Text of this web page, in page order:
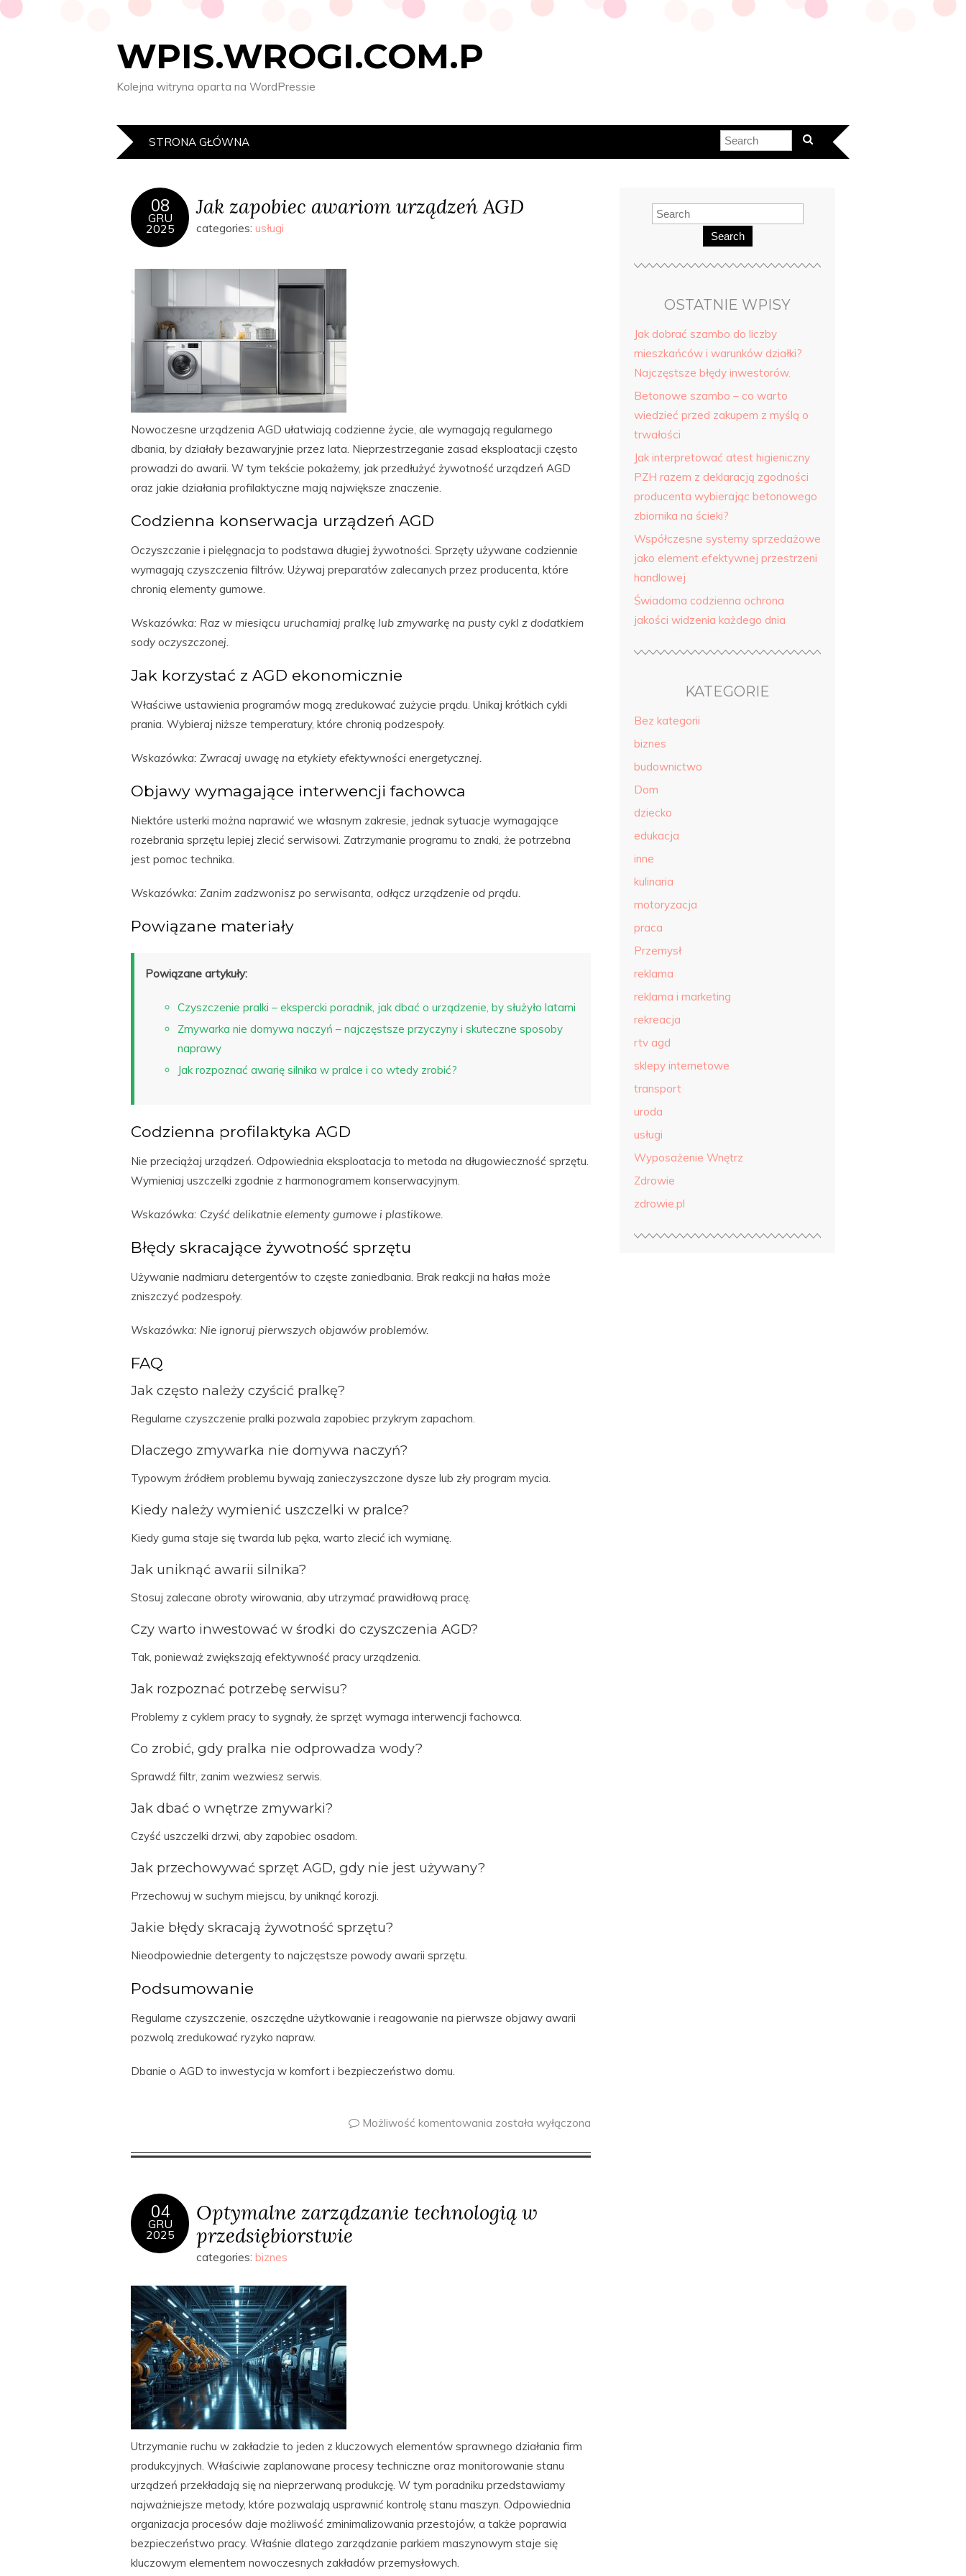
WPIS.WROGI.COM.P
Kolejna witryna oparta na WordPressie
STRONA GŁÓWNA
08
GRU
2025
Jak zapobiec awariom urządzeń AGD
categories: usługi
Nowoczesne urządzenia AGD ułatwiają codzienne życie, ale wymagają regularnego
dbania, by działały bezawaryjnie przez lata. Nieprzestrzeganie zasad eksploatacji często
prowadzi do awarii. W tym tekście pokażemy, jak przedłużyć żywotność urządzeń AGD
oraz jakie działania profilaktyczne mają największe znaczenie.
Codzienna konserwacja urządzeń AGD
Oczyszczanie i pielęgnacja to podstawa długiej żywotności. Sprzęty używane codziennie
wymagają czyszczenia filtrów. Używaj preparatów zalecanych przez producenta, które
chronią elementy gumowe.
Wskazówka: Raz w miesiącu uruchamiaj pralkę lub zmywarkę na pusty cykl z dodatkiem
sody oczyszczonej.
Jak korzystać z AGD ekonomicznie
Właściwe ustawienia programów mogą zredukować zużycie prądu. Unikaj krótkich cykli
prania. Wybieraj niższe temperatury, które chronią podzespoły.
Wskazówka: Zwracaj uwagę na etykiety efektywności energetycznej.
Objawy wymagające interwencji fachowca
Niektóre usterki można naprawić we własnym zakresie, jednak sytuacje wymagające
rozebrania sprzętu lepiej zlecić serwisowi. Zatrzymanie programu to znaki, że potrzebna
jest pomoc technika.
Wskazówka: Zanim zadzwonisz po serwisanta, odłącz urządzenie od prądu.
Powiązane materiały
Powiązane artykuły:
Czyszczenie pralki – ekspercki poradnik, jak dbać o urządzenie, by służyło latami
Zmywarka nie domywa naczyń – najczęstsze przyczyny i skuteczne sposoby
naprawy
Jak rozpoznać awarię silnika w pralce i co wtedy zrobić?
Codzienna profilaktyka AGD
Nie przeciążaj urządzeń. Odpowiednia eksploatacja to metoda na długowieczność sprzętu.
Wymieniaj uszczelki zgodnie z harmonogramem konserwacyjnym.
Wskazówka: Czyść delikatnie elementy gumowe i plastikowe.
Błędy skracające żywotność sprzętu
Używanie nadmiaru detergentów to częste zaniedbania. Brak reakcji na hałas może
zniszczyć podzespoły.
Wskazówka: Nie ignoruj pierwszych objawów problemów.
FAQ
Jak często należy czyścić pralkę?
Regularne czyszczenie pralki pozwala zapobiec przykrym zapachom.
Dlaczego zmywarka nie domywa naczyń?
Typowym źródłem problemu bywają zanieczyszczone dysze lub zły program mycia.
Kiedy należy wymienić uszczelki w pralce?
Kiedy guma staje się twarda lub pęka, warto zlecić ich wymianę.
Jak uniknąć awarii silnika?
Stosuj zalecane obroty wirowania, aby utrzymać prawidłową pracę.
Czy warto inwestować w środki do czyszczenia AGD?
Tak, ponieważ zwiększają efektywność pracy urządzenia.
Jak rozpoznać potrzebę serwisu?
Problemy z cyklem pracy to sygnały, że sprzęt wymaga interwencji fachowca.
Co zrobić, gdy pralka nie odprowadza wody?
Sprawdź filtr, zanim wezwiesz serwis.
Jak dbać o wnętrze zmywarki?
Czyść uszczelki drzwi, aby zapobiec osadom.
Jak przechowywać sprzęt AGD, gdy nie jest używany?
Przechowuj w suchym miejscu, by uniknąć korozji.
Jakie błędy skracają żywotność sprzętu?
Nieodpowiednie detergenty to najczęstsze powody awarii sprzętu.
Podsumowanie
Regularne czyszczenie, oszczędne użytkowanie i reagowanie na pierwsze objawy awarii
pozwolą zredukować ryzyko napraw.
Dbanie o AGD to inwestycja w komfort i bezpieczeństwo domu.
Możliwość komentowania została wyłączona
04
GRU
2025
Optymalne zarządzanie technologią w
przedsiębiorstwie
categories: biznes
Utrzymanie ruchu w zakładzie to jeden z kluczowych elementów sprawnego działania firm
produkcyjnych. Właściwie zaplanowane procesy techniczne oraz monitorowanie stanu
urządzeń przekładają się na nieprzerwaną produkcję. W tym poradniku przedstawiamy
najważniejsze metody, które pozwalają usprawnić kontrolę stanu maszyn. Odpowiednia
organizacja procesów daje możliwość zminimalizowania przestojów, a także poprawia
bezpieczeństwo pracy. Właśnie dlatego zarządzanie parkiem maszynowym staje się
kluczowym elementem nowoczesnych zakładów przemysłowych.
Search
OSTATNIE WPISY
Jak dobrać szambo do liczby
mieszkańców i warunków działki?
Najczęstsze błędy inwestorów.
Betonowe szambo – co warto
wiedzieć przed zakupem z myślą o
trwałości
Jak interpretować atest higieniczny
PZH razem z deklaracją zgodności
producenta wybierając betonowego
zbiornika na ścieki?
Współczesne systemy sprzedażowe
jako element efektywnej przestrzeni
handlowej
Świadoma codzienna ochrona
jakości widzenia każdego dnia
KATEGORIE
Bez kategorii
biznes
budownictwo
Dom
dziecko
edukacja
inne
kulinaria
motoryzacja
praca
Przemysł
reklama
reklama i marketing
rekreacja
rtv agd
sklepy internetowe
transport
uroda
usługi
Wyposażenie Wnętrz
Zdrowie
zdrowie.pl